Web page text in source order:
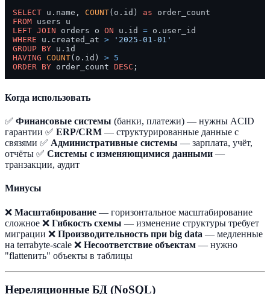
SELECT u.name, COUNT(o.id) as
FROM
LEFT JOIN orders o ON u.id =
WHERE u.created_at >
'2025-01-01'
GROUP BY
HAVING COUNT(o.id) > 5
ORDER BY order_count DESC
Когда использовать
✅ Финансовые системы (банки, платежи) — нужны ACID
гарантии ✅ ERP/CRM — структурированные данные с
связями ✅ Административные системы — зарплата, учёт,
отчёты ✅ Системы с изменяющимися данными —
транзакции, аудит
Минусы
❌ Масштабирование — горизонтальное масштабирование
сложное ❌ Гибкость схемы — изменение структуры требует
миграции ❌ Производительность при big data — медленные
на terrabyte-scale ❌ Несоответствие объектам — нужно
"flattenить" объекты в таблицы
Нереляционные БД (NoSQL)